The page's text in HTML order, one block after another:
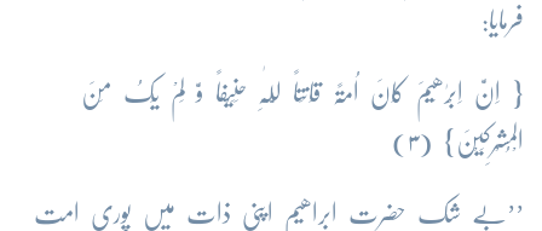
فرمایا:
{ اِنَّ اِبْرٰھِیْمَ کَانَ اُمَّۃً قَانِتاً لِّلّٰہِ حَنِیْفاً وَّ لَمْ یَکُ مِنَ
الْمُشْرِکِیْنَ} (۳)
’’بے شک حضرت ابراھیم اپنی ذات میں پوری امت